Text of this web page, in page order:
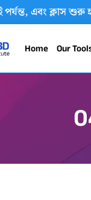
এবং ক্লাস
Home Our